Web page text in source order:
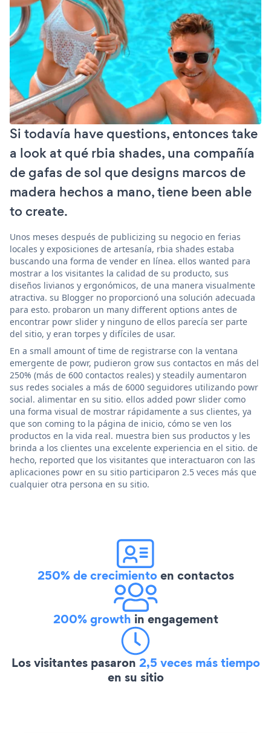
Si todavía have questions, entonces take
a look at qué rbia shades, una compañía
de gafas de sol que designs marcos de
madera hechos a mano, tiene been able
to create.
Unos meses después de publicizing su negocio en ferias
locales y exposiciones de artesanía, rbia shades estaba
buscando una forma de vender en línea. ellos wanted para
mostrar a los visitantes la calidad de su producto, sus
diseños livianos y ergonómicos, de una manera visualmente
atractiva. su Blogger no proporcionó una solución adecuada
para esto. probaron un many different options antes de
encontrar powr slider y ninguno de ellos parecía ser parte
del sitio, y eran torpes y difíciles de usar.
En a small amount of time de registrarse con la ventana
emergente de powr, pudieron grow sus contactos en más del
250% (más de 600 contactos reales) y steadily aumentaron
sus redes sociales a más de 6000 seguidores utilizando powr
social. alimentar en su sitio. ellos added powr slider como
una forma visual de mostrar rápidamente a sus clientes, ya
que son coming to la página de inicio, cómo se ven los
productos en la vida real. muestra bien sus productos y les
brinda a los clientes una excelente experiencia en el sitio. de
hecho, reported que los visitantes que interactuaron con las
aplicaciones powr en su sitio participaron 2.5 veces más que
cualquier otra persona en su sitio.
250% de crecimientoen contactos
200% growth in engagement
Los visitantes pasaron 2,5 veces más tiempo
en su sitio